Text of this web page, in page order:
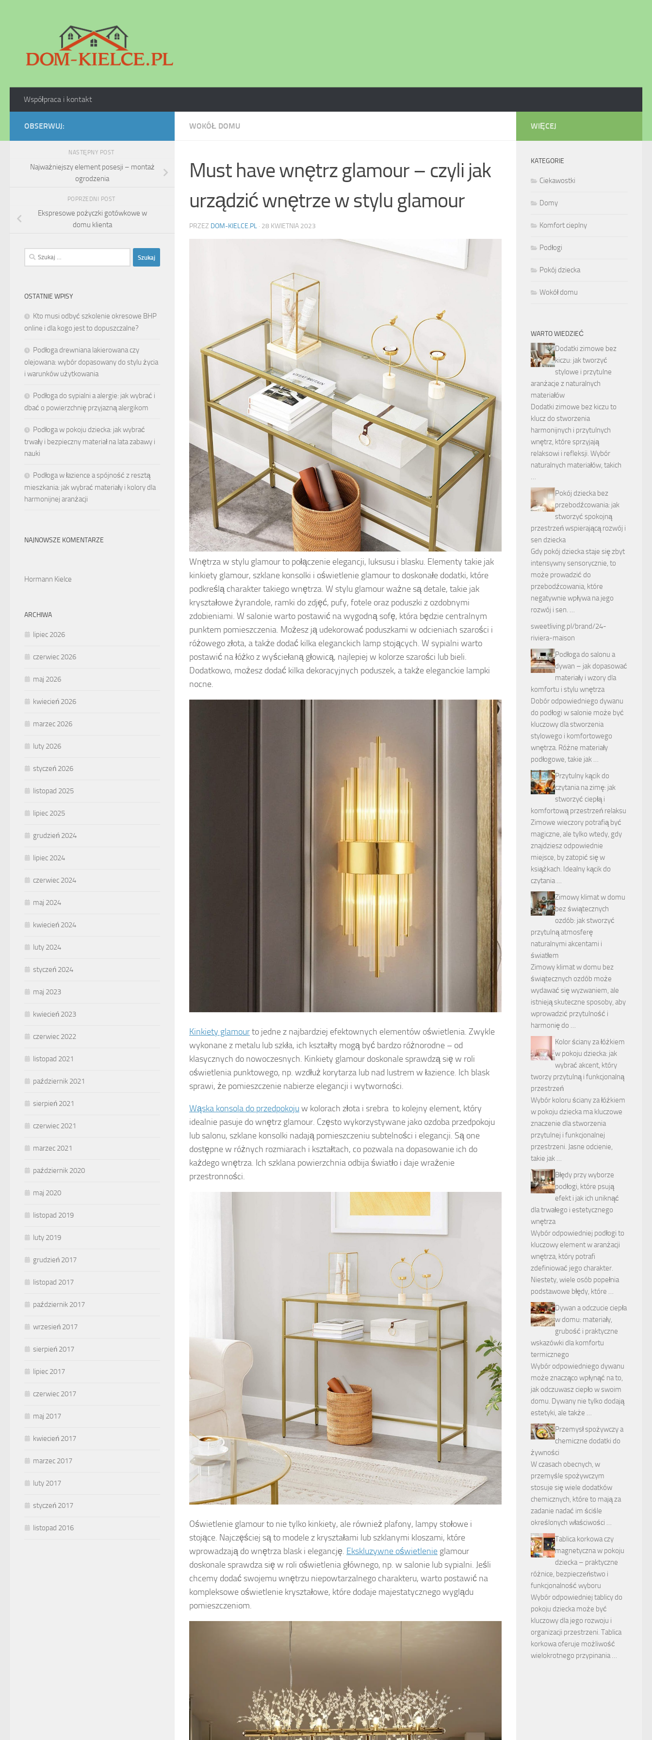
Współpraca i kontakt
WOKÓŁ DOMU
Must have wnętrz glamour – czyli jak
urządzić wnętrze w stylu glamour
PRZEZ DOM-KIELCE.PL · 28 KWIETNIA 2023
Wnętrza w stylu glamour to połączenie elegancji, luksusu i blasku. Elementy takie jak
kinkiety glamour, szklane konsolki i oświetlenie glamour to doskonałe dodatki, które
podkreślą charakter takiego wnętrza. W stylu glamour ważne są detale, takie jak
kryształowe żyrandole, ramki do zdjęć, pufy, fotele oraz poduszki z ozdobnymi
zdobieniami. W salonie warto postawić na wygodną sofę, która będzie centralnym
punktem pomieszczenia. Możesz ją udekorować poduszkami w odcieniach szarości i
różowego złota, a także dodać kilka eleganckich lamp stojących. W sypialni warto
postawić na łóżko z wyściełaną głowicą, najlepiej w kolorze szarości lub bieli.
Dodatkowo, możesz dodać kilka dekoracyjnych poduszek, a także eleganckie lampki
nocne.
Kinkiety glamourto jedne z najbardziej efektownych elementów oświetlenia. Zwykle
wykonane z metalu lub szkła, ich kształty mogą być bardzo różnorodne – od
klasycznych do nowoczesnych. Kinkiety glamour doskonale sprawdzą się w roli
oświetlenia punktowego, np. wzdłuż korytarza lub nad lustrem w łazience. Ich blask
sprawi, że pomieszczenie nabierze elegancji i wytworności.
Wąska konsola do przedpokoju w kolorach złota i srebra to kolejny element, który
idealnie pasuje do wnętrz glamour. Często wykorzystywane jako ozdoba przedpokoju
lub salonu, szklane konsolki nadają pomieszczeniu subtelności i elegancji. Są one
dostępne w różnych rozmiarach i kształtach, co pozwala na dopasowanie ich do
każdego wnętrza. Ich szklana powierzchnia odbija światło i daje wrażenie
przestronności.
Oświetlenie glamour to nie tylko kinkiety, ale również plafony, lampy stołowe i
stojące. Najczęściej są to modele z kryształami lub szklanymi kloszami, które
wprowadzają do wnętrza blask i elegancję. Ekskluzywne oświetlenie glamour
doskonale sprawdza się w roli oświetlenia głównego, np. w salonie lub sypialni. Jeśli
chcemy dodać swojemu wnętrzu niepowtarzalnego charakteru, warto postawić na
kompleksowe oświetlenie kryształowe, które dodaje majestatycznego wyglądu
pomieszczeniom.
OBSERWUJ:
NASTĘPNY POST
Najważniejszy element posesji – montaż
ogrodzenia
POPRZEDNI POST
Ekspresowe pożyczki gotówkowe w
domu klienta
Szukaj:
OSTATNIE WPISY
Kto musi odbyć szkolenie okresowe BHP
online i dla kogo jest to dopuszczalne?
Podłoga drewniana lakierowana czy
olejowana: wybór dopasowany do stylu życia
i warunków użytkowania
Podłoga do sypialni a alergie: jak wybrać i
dbać o powierzchnię przyjazną alergikom
Podłoga w pokoju dziecka: jak wybrać
trwały i bezpieczny materiał na lata zabawy i
nauki
Podłoga w łazience a spójność z resztą
mieszkania: jak wybrać materiały i kolory dla
harmonijnej aranżacji
NAJNOWSZE KOMENTARZE
Hormann Kielce
ARCHIWA
lipiec 2026
czerwiec 2026
maj 2026
kwiecień 2026
marzec 2026
luty 2026
styczeń 2026
listopad 2025
lipiec 2025
grudzień 2024
lipiec 2024
czerwiec 2024
maj 2024
kwiecień 2024
luty 2024
styczeń 2024
maj 2023
kwiecień 2023
czerwiec 2022
listopad 2021
październik 2021
sierpień 2021
czerwiec 2021
marzec 2021
październik 2020
maj 2020
listopad 2019
luty 2019
grudzień 2017
listopad 2017
październik 2017
wrzesień 2017
sierpień 2017
lipiec 2017
czerwiec 2017
maj 2017
kwiecień 2017
marzec 2017
luty 2017
styczeń 2017
listopad 2016
WIĘCEJ
KATEGORIE
Ciekawostki
Domy
Komfort cieplny
Podłogi
Pokój dziecka
Wokół domu
WARTO WIEDZIEĆ
Dodatki zimowe bez
kiczu: jak tworzyć
stylowe i przytulne
aranżacje z naturalnych
materiałów
Dodatki zimowe bez kiczu to
klucz do stworzenia
harmonijnych i przytulnych
wnętrz, które sprzyjają
relaksowi i refleksji. Wybór
naturalnych materiałów, takich
…
Pokój dziecka bez
przebodźcowania: jak
stworzyć spokojną
przestrzeń wspierającą rozwój i
sen dziecka
Gdy pokój dziecka staje się zbyt
intensywny sensorycznie, to
może prowadzić do
przebodźcowania, które
negatywnie wpływa na jego
rozwój i sen. …
sweetliving.pl/brand/24-
riviera-maison
Podłoga do salonu a
dywan – jak dopasować
materiały i wzory dla
komfortu i stylu wnętrza
Dobór odpowiedniego dywanu
do podłogi w salonie może być
kluczowy dla stworzenia
stylowego i komfortowego
wnętrza. Różne materiały
podłogowe, takie jak …
Przytulny kącik do
czytania na zimę: jak
stworzyć ciepłą i
komfortową przestrzeń relaksu
Zimowe wieczory potrafią być
magiczne, ale tylko wtedy, gdy
znajdziesz odpowiednie
miejsce, by zatopić się w
książkach. Idealny kącik do
czytania …
Zimowy klimat w domu
bez świątecznych
ozdób: jak stworzyć
przytulną atmosferę
naturalnymi akcentami i
światłem
Zimowy klimat w domu bez
świątecznych ozdób może
wydawać się wyzwaniem, ale
istnieją skuteczne sposoby, aby
wprowadzić przytulność i
harmonię do …
Kolor ściany za łóżkiem
w pokoju dziecka: jak
wybrać akcent, który
tworzy przytulną i funkcjonalną
przestrzeń
Wybór koloru ściany za łóżkiem
w pokoju dziecka ma kluczowe
znaczenie dla stworzenia
przytulnej i funkcjonalnej
przestrzeni. Jasne odcienie,
takie jak …
Błędy przy wyborze
podłogi, które psują
efekt i jak ich uniknąć
dla trwałego i estetycznego
wnętrza
Wybór odpowiedniej podłogi to
kluczowy element w aranżacji
wnętrza, który potrafi
zdefiniować jego charakter.
Niestety, wiele osób popełnia
podstawowe błędy, które …
Dywan a odczucie ciepła
w domu: materiały,
grubość i praktyczne
wskazówki dla komfortu
termicznego
Wybór odpowiedniego dywanu
może znacząco wpłynąć na to,
jak odczuwasz ciepło w swoim
domu. Dywany nie tylko dodają
estetyki, ale także …
Przemysł spożywczy a
chemiczne dodatki do
żywności
W czasach obecnych, w
przemyśle spożywczym
stosuje się wiele dodatków
chemicznych, które to mają za
zadanie nadać im ściśle
określonych właściwości …
Tablica korkowa czy
magnetyczna w pokoju
dziecka – praktyczne
różnice, bezpieczeństwo i
funkcjonalność wyboru
Wybór odpowiedniej tablicy do
pokoju dziecka może być
kluczowy dla jego rozwoju i
organizacji przestrzeni. Tablica
korkowa oferuje możliwość
wielokrotnego przypinania …